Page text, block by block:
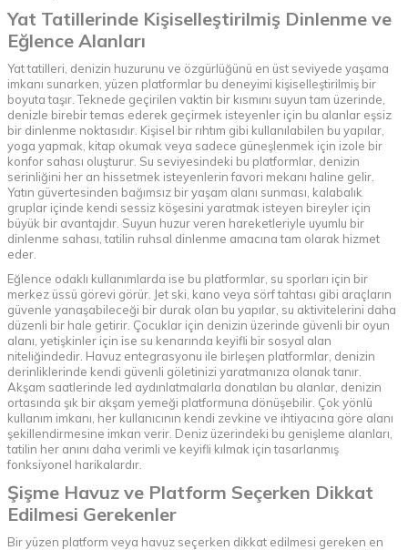
Yat Tatillerinde Kişiselleştirilmiş Dinlenme ve
Eğlence Alanları
Yat tatilleri, denizin huzurunu ve özgürlüğünü en üst seviyede yaşama
imkanı sunarken, yüzen platformlar bu deneyimi kişiselleştirilmiş bir
boyuta taşır. Teknede geçirilen vaktin bir kısmını suyun tam üzerinde,
denizle birebir temas ederek geçirmek isteyenler için bu alanlar eşsiz
bir dinlenme noktasıdır. Kişisel bir rıhtım gibi kullanılabilen bu yapılar,
yoga yapmak, kitap okumak veya sadece güneşlenmek için izole bir
konfor sahası oluşturur. Su seviyesindeki bu platformlar, denizin
serinliğini her an hissetmek isteyenlerin favori mekanı haline gelir.
Yatın güvertesinden bağımsız bir yaşam alanı sunması, kalabalık
gruplar içinde kendi sessiz köşesini yaratmak isteyen bireyler için
büyük bir avantajdır. Suyun huzur veren hareketleriyle uyumlu bir
dinlenme sahası, tatilin ruhsal dinlenme amacına tam olarak hizmet
eder.
Eğlence odaklı kullanımlarda ise bu platformlar, su sporları için bir
merkez üssü görevi görür. Jet ski, kano veya sörf tahtası gibi araçların
güvenle yanaşabileceği bir durak olan bu yapılar, su aktivitelerini daha
düzenli bir hale getirir. Çocuklar için denizin üzerinde güvenli bir oyun
alanı, yetişkinler için ise su kenarında keyifli bir sosyal alan
niteliğindedir. Havuz entegrasyonu ile birleşen platformlar, denizin
derinliklerinde kendi güvenli göletinizi yaratmanıza olanak tanır.
Akşam saatlerinde led aydınlatmalarla donatılan bu alanlar, denizin
ortasında şık bir akşam yemeği platformuna dönüşebilir. Çok yönlü
kullanım imkanı, her kullanıcının kendi zevkine ve ihtiyacına göre alanı
şekillendirmesine imkan verir. Deniz üzerindeki bu genişleme alanları,
tatilin her anını daha verimli ve keyifli kılmak için tasarlanmış
fonksiyonel harikalardır.
Şişme Havuz ve Platform Seçerken Dikkat
Edilmesi Gerekenler
Bir yüzen platform veya havuz seçerken dikkat edilmesi gereken en